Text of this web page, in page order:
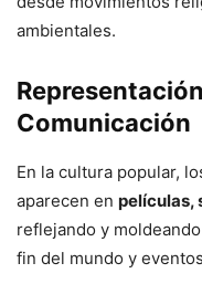
ambientales.
Comunicación
En la cultura popular,
aparecen en películas,
reflejando y
fin del mundo y